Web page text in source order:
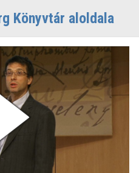
Könyvtár aloldala